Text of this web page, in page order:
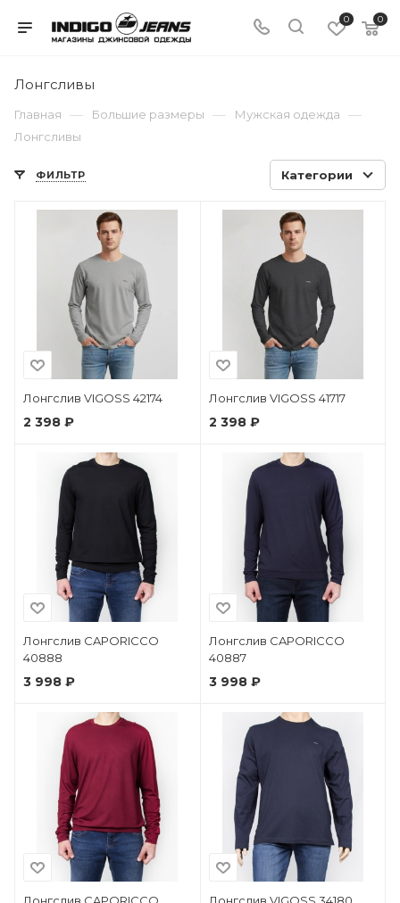
0 0
Лонгсливы
Главная — Большие размеры — Мужская одежда —
Лонгсливы
ФИЛЬТР Категории
Лонгслив VIGOSS 42174
2 398 ₽
Лонгслив VIGOSS 41717
2 398 ₽
Лонгслив CAPORICCO
40888
3 998 ₽
Лонгслив CAPORICCO
40887
3 998 ₽